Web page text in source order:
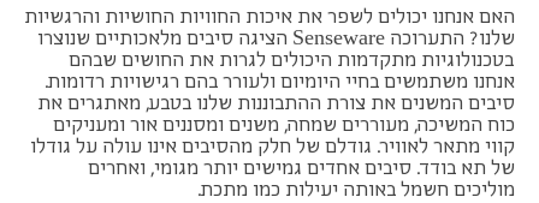
האם אנחנו יכולים לשפר את איכות החוויות החושיות והרגשיות
שלנו? התערוכה Senseware הציגה סיבים מלאכותיים שנוצרו
בטכנולוגיות מתקדמות היכולים לגרות את החושים שבהם
אנחנו משתמשים בחיי היומיום ולעורר בהם רגישויות רדומות.
סיבים המשנים את צורת ההתבוננות שלנו בטבע, מאתגרים את
כוח המשיכה, מעוררים שמחה, משנים ומסננים אור ומעניקים
קווי מתאר לאוויר. גודלם של חלק מהסיבים אינו עולה על גודלו
של תא בודד. סיבים אחדים גמישים יותר מגומי, ואחרים
מוליכים חשמל באותה יעילות כמו מתכת.